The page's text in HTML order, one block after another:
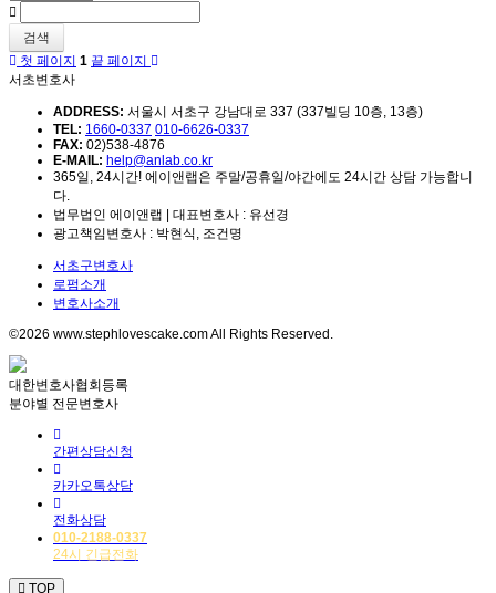
검색
첫 페이지 1 끝 페이지
서초변호사
ADDRESS: 서울시 서초구 강남대로 337 (337빌딩 10층, 13층)
TEL: 1660-0337 010-6626-0337
FAX: 02)538-4876
E-MAIL: help@anlab.co.kr
365일, 24시간! 에이앤랩은 주말/공휴일/야간에도 24시간 상담 가능합니
다.
법무법인 에이앤랩 | 대표변호사 : 유선경
광고책임변호사 : 박현식, 조건명
서초구변호사
로펌소개
변호사소개
©2026 www.stephlovescake.com All Rights Reserved.
대한변호사협회등록
분야별 전문변호사
간편상담신청
카카오톡상담
전화상담
010-2188-0337
24시 긴급전화
TOP